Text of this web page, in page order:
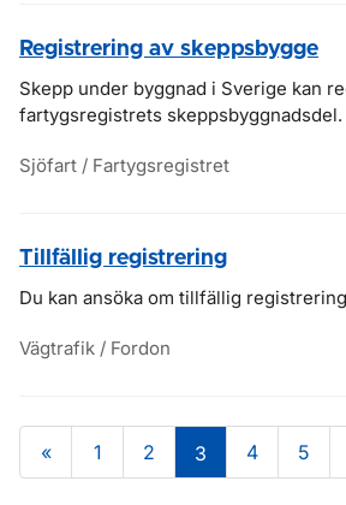
Registrering av skeppsbygge
Skepp under byggnad i Sverige kan
fartygsregistrets skeppsbyggnadsdel.
Sjöfart / Fartygsregistret
Tillfällig registrering
Du kan ansöka om tillfällig
Vägtrafik / Fordon
« 1 2 3 4 5